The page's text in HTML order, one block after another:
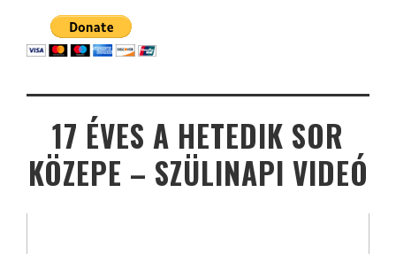
17 ÉVES A HETEDIK SOR
KÖZEPE – SZÜLINAPI VIDEÓ